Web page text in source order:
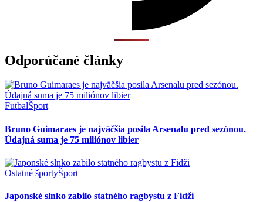
Odporúčané články
FutbalŠport
Bruno Guimaraes je najväčšia posila Arsenalu pred sezónou.
Údajná suma je 75 miliónov libier
Ostatné športyŠport
Japonské slnko zabilo statného ragbystu z Fidži